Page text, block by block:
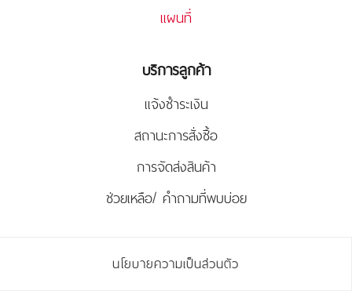
แผนที่
บริการลูกค้า
แจ้งชำระเงิน
สถานะการสั่งซื้อ
การจัดส่งสินค้า
ช่วยเหลือ/ คำถามที่พบบ่อย
นโยบายความเป็นส่วนตัว